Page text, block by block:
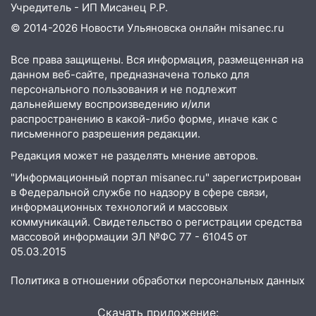
13:30 В Ульяновске транспортные
полицейские проведут акцию «Час
13:20 В Ульяновске за один день
обокрали женщину на пляже и
подростка в сквере
13:01 В Димитровграде мужчина
выбросил из машины страйкбольную
гранату: его задержали
12:34 На Ульяновскую область
надвигается сильнейшая непогода: град
и шквал до 27 м/с
12:31 Ульяновец хотел купить иномарку
В Чердаклинском районе
столкнулись «Лада» и Chevrolet:
Учредитель - ИП Мисанец Р.Р.
© 2014-2026 Новости Ульяновска онлайн misanec.ru
Все права защищены. Вся информация, размещенная на
данном веб-сайте, предназначена только для
персонального пользования и не подлежит
дальнейшему воспроизведению и/или
распространению в какой-либо форме, иначе как с
письменного разрешения редакции.
Редакция может не разделять мнение авторов.
"Информационный портал misanec.ru" зарегистрирован
в Федеральной службе по надзору в сфере связи,
информационных технологий и массовых
коммуникаций. Свидетельство о регистрации средства
массовой информации ЭЛ №ФС 77 - 61045 от
05.03.2015
Политика в отношении обработки персональных данных
Скачать приложение: